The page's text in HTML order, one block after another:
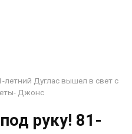
летний Дуглас вышел в свет с
Джонс
руку! 81-